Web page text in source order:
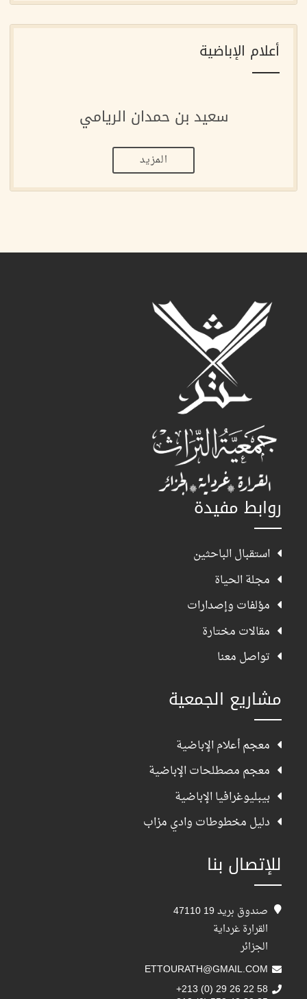
أعلام الإباضية
سعيد بن حمدان الريامي
المزيد
روابط مفيدة
استقبال الباحثين
مجلة الحياة
مؤلفات وإصدارات
مقالات مختارة
تواصل معنا
مشاريع الجمعية
معجم أعلام الإباضية
معجم مصطلحات الإباضية
بيبليوغرافيا الإباضية
دليل مخطوطات وادي مزاب
للإتصال بنا
صندوق بريد 19 47110
القرارة غرداية
الجزائر
ETTOURATH@GMAIL.COM
+213 (0) 29 26 22 58